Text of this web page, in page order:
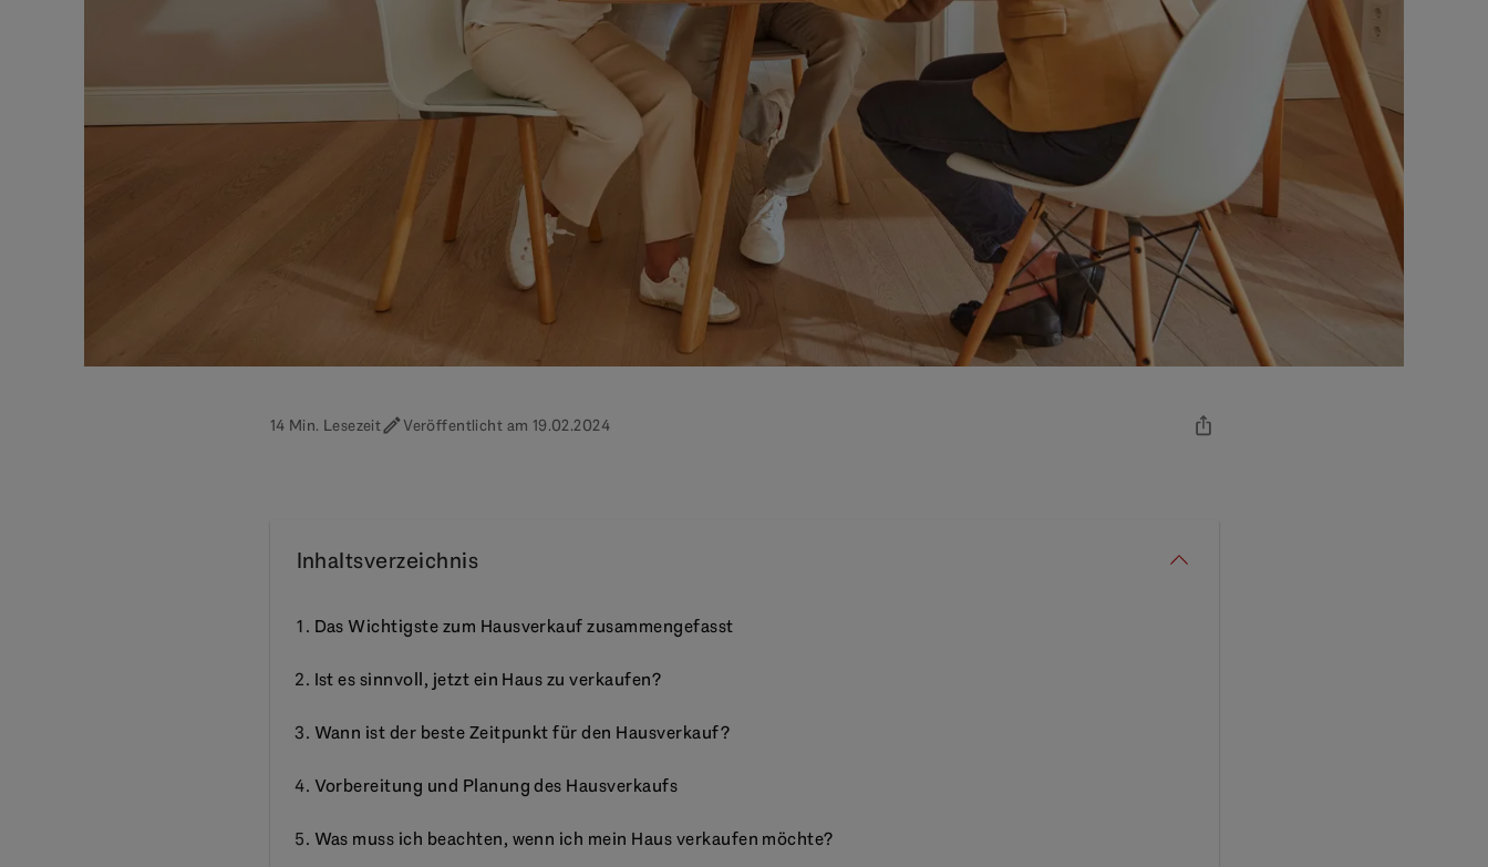
14 Min. Lesezeit Veröffentlicht am 19.02.2024
Inhaltsverzeichnis
Das Wichtigste zum Hausverkauf zusammengefasst
Ist es sinnvoll, jetzt ein Haus zu verkaufen?
Wann ist der beste Zeitpunkt für den Hausverkauf?
Vorbereitung und Planung des Hausverkaufs
Was muss ich beachten, wenn ich mein Haus verkaufen möchte?